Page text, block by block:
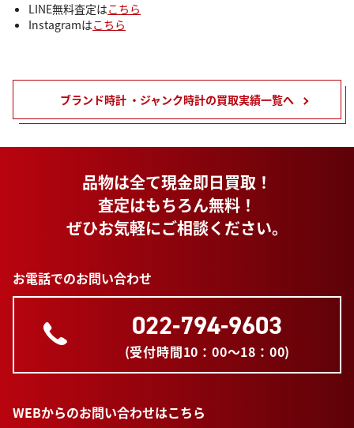
LINE無料査定はこちら
Instagramはこちら
ブランド時計 ・ジャンク時計の買取実績一覧へ
品物は全て現金即日買取！
査定はもちろん無料！
ぜひお気軽にご相談ください。
お電話でのお問い合わせ
022-794-9603
(受付時間10：00～18：00)
WEBからのお問い合わせはこちら